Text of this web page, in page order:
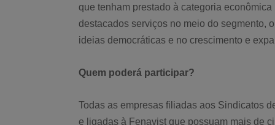
que tenham prestado à categoria
destacados serviços no meio do segmento,
ideias democráticas e no crescimento e
Quem poderá participar?
Todas as empresas filiadas aos Sindicatos
e ligadas à Fenavist que possuam mais de